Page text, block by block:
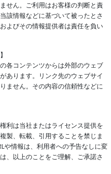
せん。ご利用はお客様の判断と責
該情報などに基づいて被ったとさ
よびその情報提供者は責任を負い
各コンテンツからは外部のウェブ
あります。リンク先のウェブサイ
ません。その内容の信頼性などに
利は当社またはライセンス提供を
製、転載、引用することを禁じま
や情報は、利用者への予告なしに変
、以上のことをご理解、ご承諾さ